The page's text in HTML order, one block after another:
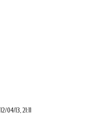
12/04/13, 21:11